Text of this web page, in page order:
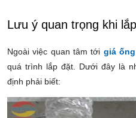
Lưu ý quan trọng khi
Ngoài việc quan tâm tới giá
quá trình lắp đặt. Dưới đây là
định phải biết: